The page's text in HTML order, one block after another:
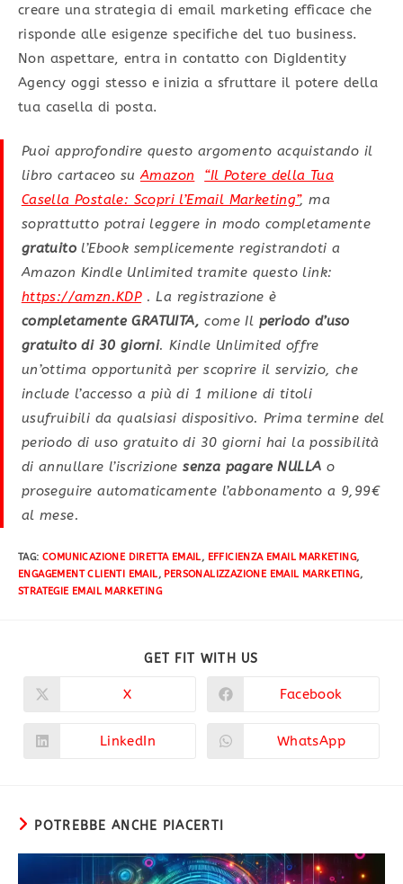
creare una strategia di email marketing efficace che
risponde alle esigenze specifiche del tuo business.
Non aspettare, entra in contatto con DigIdentity
Agency oggi stesso e inizia a sfruttare il potere della
tua casella di posta.
Puoi approfondire questo argomento acquistando il
libro cartaceo suAmazon
“Il Potere della Tua
Casella Postale: Scopri l’Email Marketing”, ma
soprattutto potrai leggere in modo completamente
gratuitol’Ebook semplicemente registrandoti a
Amazon Kindle Unlimited tramite questo link:
https://amzn.KDP. La registrazione è
completamente GRATUITA,come Il periodo d’uso
gratuito di 30 giorni. Kindle Unlimited offre
un’ottima opportunità per scoprire il servizio, che
include l’accesso a più di 1 milione di titoli
usufruibili da qualsiasi dispositivo. Prima termine del
periodo di uso gratuito di 30 giorni hai la possibilità
di annullare l’iscrizionesenza pagare NULLA o
proseguire automaticamente l’abbonamento a 9,99€
al mese.
TAG:COMUNICAZIONE DIRETTA EMAIL, EFFICIENZA EMAIL MARKETING,
ENGAGEMENT CLIENTI EMAIL, PERSONALIZZAZIONE EMAIL MARKETING,
STRATEGIE EMAIL MARKETING
GET FIT WITH US
X Facebook
LinkedIn WhatsApp
POTREBBE ANCHE PIACERTI